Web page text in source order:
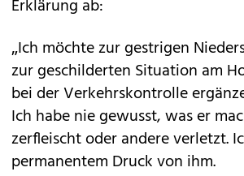
Erklärung ab:
„Ich möchte zur gestrigen
zur geschilderten Situation am
bei der Verkehrskontrolle
Ich habe nie gewusst, was er
zerfleischt oder andere verletzt.
permanentem Druck von ihm.